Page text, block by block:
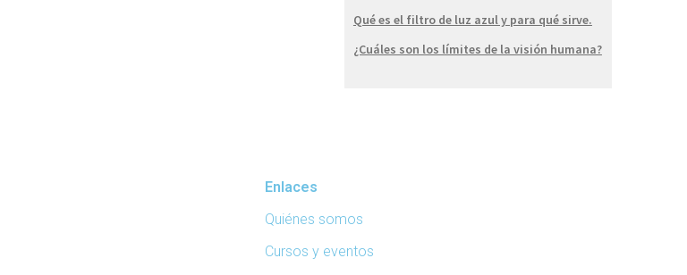
Qué es el filtro de luz azul y para qué sirve.
¿Cuáles son los límites de la visión humana?
Enlaces
Quiénes somos
Cursos y eventos